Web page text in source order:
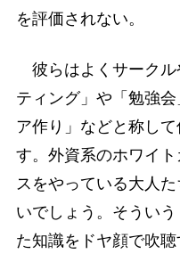
を評価されない。
彼らはよくサークル
ティング」や「勉強
ア作り」などと称し
す。外資系のホワイ
スをやっている大人
いでしょう。そうい
た知識をドヤ顔で吹